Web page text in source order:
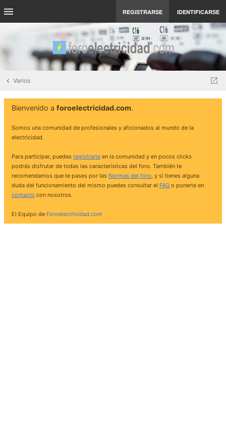
REGISTRARSE IDENTIFICARSE
Varios
Bienvenido a foroelectricidad.com.
Somos una comunidad de profesionales y aficionados al mundo de la
electricidad.
Para participar, puedes registrarte en la comunidad y en pocos clicks
podrás disfrutar de todas las características del foro. También te
recomendamos que te pases por las Normas del foro, y si tienes alguna
duda del funcionamiento del mismo puedes consultar el FAQ o ponerte en
contacto con nosotros.
El Equipo de Foroelectricidad.com